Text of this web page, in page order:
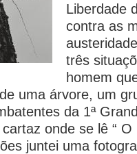
Liberdade
contra as
três
homem
uma árvore, um
da 1ª
onde se lê “
juntei uma